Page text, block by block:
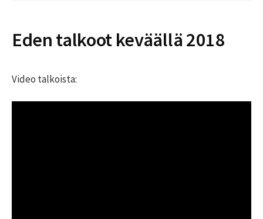
Eden talkoot keväällä 2018
Video talkoista: